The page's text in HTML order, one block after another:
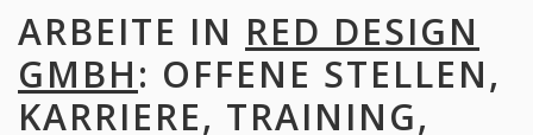
ARBEITE IN RED DESIGN
GMBH: OFFENE STELLEN,
KARRIERE, TRAINING,